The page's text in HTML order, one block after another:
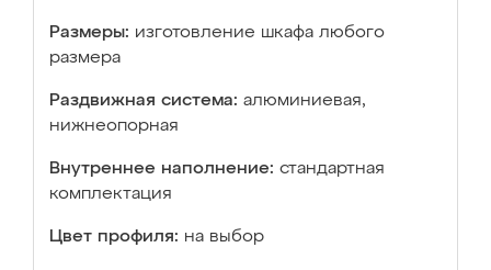
Размеры: изготовление шкафа любого
размера
Раздвижная система: алюминиевая,
нижнеопорная
Внутреннее наполнение: стандартная
комплектация
Цвет профиля: на выбор